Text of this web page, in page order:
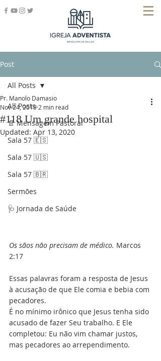
Post
All Posts
📄 Mensagem Pastoral
Sala 57 🇪🇸
Sala 57 🇺🇸
Sala 57 🇧🇷
Sermões
🩺 Jornada de Saúde
All Posts
#118 Um grande hospital
Pr. Manolo Damasio
Nov 24, 2019 2 min read
Updated: Apr 13, 2020
Os sãos não precisam de médico. Marcos
2:17
Essas palavras foram a resposta de Jesus
à acusação de que Ele comia e bebia com
pecadores.
É no mínimo irônico que Jesus tenha sido
acusado de fazer Seu trabalho. E Ele
completou: Eu não vim chamar justos,
mas pecadores ao arrependimento.